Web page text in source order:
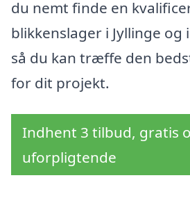
du nemt finde en
blikkenslager i Jyllinge
så du kan træffe den
for dit projekt.
Indhent 3 tilbud, gratis
uforpligtende